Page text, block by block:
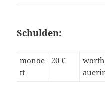
Schulden:
monoe
tt
20 €
worth